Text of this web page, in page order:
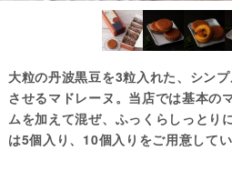
大粒の丹波黒豆を3粒入れた、シン
させるマドレーヌ。当店では基本の
ムを加えて混ぜ、ふっくらしっとり
は5個入り、10個入りをご用意して